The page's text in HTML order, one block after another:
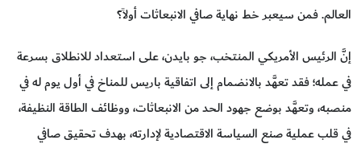
العالم. فمن سيعبر خط نهاية صافي الانبعاثات أولاً؟
إنَّ الرئيس الأمريكي المنتخب، جو بايدن، على استعداد للانطلاق بسرعة
في عمله؛ فقد تعهَّد بالانضمام إلى اتفاقية باريس للمناخ في أول يوم له في
منصبه، وتعهَّد بوضع جهود الحد من الانبعاثات، ووظائف الطاقة النظيفة،
في قلب عملية صنع السياسة الاقتصادية لإدارته، بهدف تحقيق صافي